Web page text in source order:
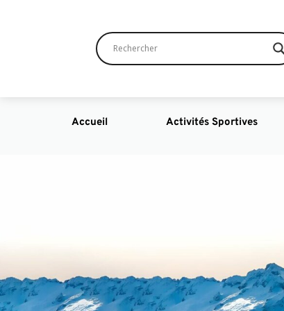
Accueil Activités Sportives